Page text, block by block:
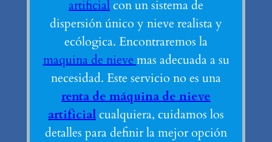
artificialcon un sistema de
dispersión único y nieve realista y
ecólogica. Encontraremos la
maquina de nieve mas adecuada a su
necesidad. Este servicio no es una
renta de máquina de nieve
artificialcualquiera, cuidamos los
detalles para definir la mejor opción